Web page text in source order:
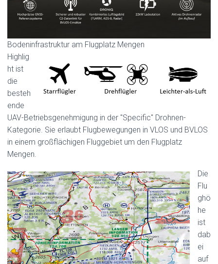
Bodeninfrastruktur am Flugplatz Mengen
Highlig
ht ist
die
besteh
ende
UAV-Betriebsgenehmigung in der "Specific" Drohnen-
Kategorie. Sie erlaubt Flugbewegungen in VLOS und BVLOS
in einem großflächigen Fluggebiet um den Flugplatz
Mengen.
Die
Flu
ghö
he
ist
dab
ei
auf